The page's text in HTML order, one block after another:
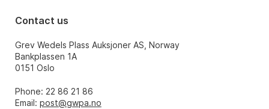
Contact us
Grev Wedels Plass Auksjoner AS, Norway
Bankplassen 1A
0151 Oslo
Phone: 22 86 21 86
Email: post@gwpa.no